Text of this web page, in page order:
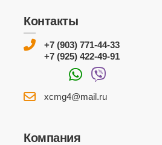
Контакты
+7 (903) 771-44-33
+7 (925) 422-49-91
xcmg4@mail.ru
Компания